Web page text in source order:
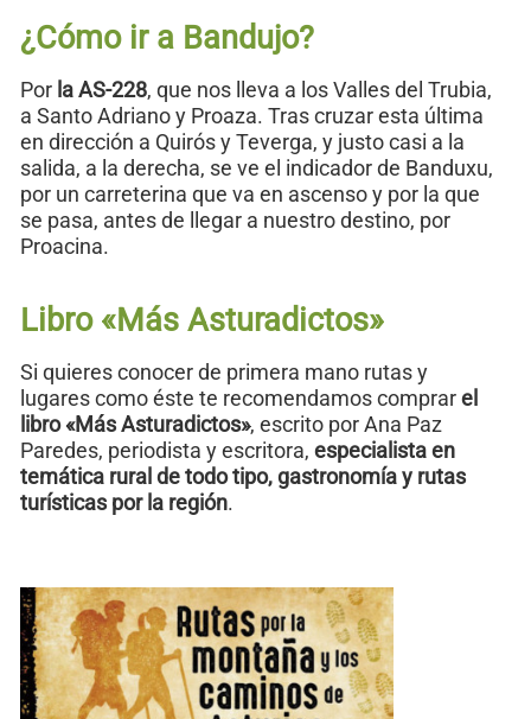
¿Cómo ir a Bandujo?
Por la AS-228, que nos lleva a los Valles del Trubia,
a Santo Adriano y Proaza. Tras cruzar esta última
en dirección a Quirós y Teverga, y justo casi a la
salida, a la derecha, se ve el indicador de Banduxu,
por un carreterina que va en ascenso y por la que
se pasa, antes de llegar a nuestro destino, por
Proacina.
Libro «Más Asturadictos»
Si quieres conocer de primera mano rutas y
lugares como éste te recomendamos comprarel
libro «Más Asturadictos», escrito por Ana Paz
Paredes, periodista y escritora, especialista en
temática rural de todo tipo, gastronomía y rutas
turísticas por la región.